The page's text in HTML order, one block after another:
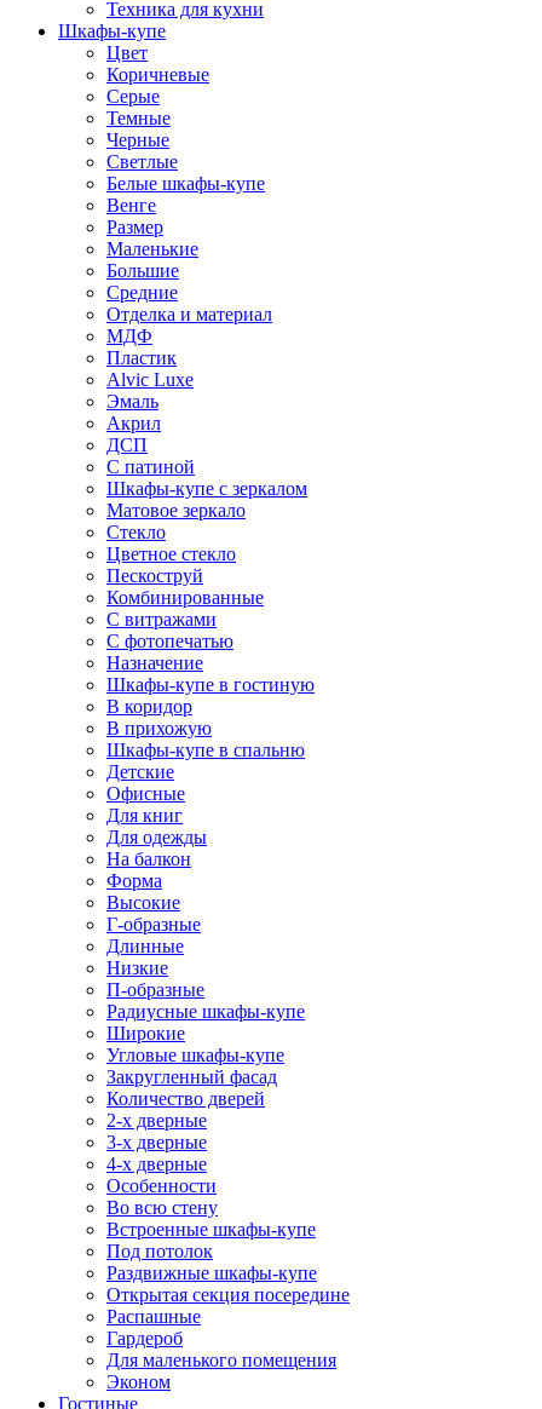
Техника для кухни
Шкафы-купе
Цвет
Коричневые
Серые
Темные
Черные
Светлые
Белые шкафы-купе
Венге
Размер
Маленькие
Большие
Средние
Отделка и материал
МДФ
Пластик
Alvic Luxe
Эмаль
Акрил
ДСП
С патиной
Шкафы-купе с зеркалом
Матовое зеркало
Стекло
Цветное стекло
Пескоструй
Комбинированные
С витражами
С фотопечатью
Назначение
Шкафы-купе в гостиную
В коридор
В прихожую
Шкафы-купе в спальню
Детские
Офисные
Для книг
Для одежды
На балкон
Форма
Высокие
Г-образные
Длинные
Низкие
П-образные
Радиусные шкафы-купе
Широкие
Угловые шкафы-купе
Закругленный фасад
Количество дверей
2-х дверные
3-х дверные
4-х дверные
Особенности
Во всю стену
Встроенные шкафы-купе
Под потолок
Раздвижные шкафы-купе
Открытая секция посередине
Распашные
Гардероб
Для маленького помещения
Эконом
Гостиные